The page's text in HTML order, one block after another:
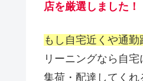
店を厳選しました！
もし自宅近くや通勤
リーニングなら自
集荷・配達してくれ